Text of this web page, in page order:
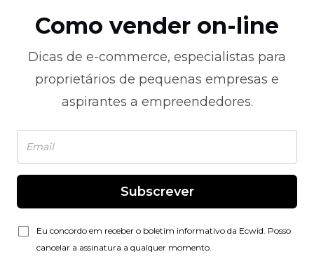
Como vender on-line
Dicas de e-commerce, especialistas para
proprietários de pequenas empresas e
aspirantes a empreendedores.
Subscrever
Eu concordo em receber o boletim informativo da Ecwid. Posso
cancelar a assinatura a qualquer momento.